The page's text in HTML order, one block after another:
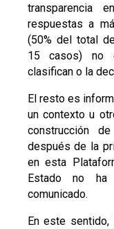
transparencia
respuestas a
(50% del total
15 casos) no
clasifican o la
El resto es
un contexto u
construcción
después de la
en esta
Estado no ha
comunicado.
En este